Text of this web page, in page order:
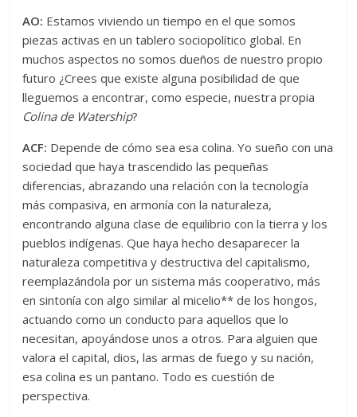
AO: Estamos viviendo un tiempo en el que somos
piezas activas en un tablero sociopolítico global. En
muchos aspectos no somos dueños de nuestro propio
futuro ¿Crees que existe alguna posibilidad de que
lleguemos a encontrar, como especie, nuestra propia
Colina de Watership?
ACF: Depende de cómo sea esa colina. Yo sueño con una
sociedad que haya trascendido las pequeñas
diferencias, abrazando una relación con la tecnología
más compasiva, en armonía con la naturaleza,
encontrando alguna clase de equilibrio con la tierra y los
pueblos indígenas. Que haya hecho desaparecer la
naturaleza competitiva y destructiva del capitalismo,
reemplazándola por un sistema más cooperativo, más
en sintonía con algo similar al micelio** de los hongos,
actuando como un conducto para aquellos que lo
necesitan, apoyándose unos a otros. Para alguien que
valora el capital, dios, las armas de fuego y su nación,
esa colina es un pantano. Todo es cuestión de
perspectiva.